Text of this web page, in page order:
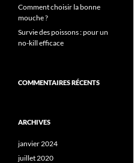
Comment choisir la bonne
mouche ?
Survie des poissons : pour un
no-kill efficace
COMMENTAIRES RÉCENTS
ARCHIVES
janvier 2024
juillet 2020